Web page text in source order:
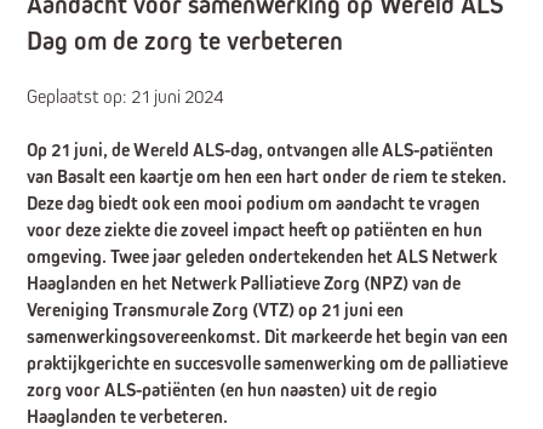
Dag om de zorg te verbeteren
Geplaatst op: 21 juni 2024
Op 21 juni, de Wereld ALS-dag, ontvangen alle ALS-patiënten
van Basalt een kaartje om hen een hart onder de riem te steken.
Deze dag biedt ook een mooi podium om aandacht te vragen
voor deze ziekte die zoveel impact heeft op patiënten en hun
omgeving. Twee jaar geleden ondertekenden het ALS Netwerk
Haaglanden en het Netwerk Palliatieve Zorg (NPZ) van de
Vereniging Transmurale Zorg (VTZ) op 21 juni een
samenwerkingsovereenkomst. Dit markeerde het begin van een
praktijkgerichte en succesvolle samenwerking om de palliatieve
zorg voor ALS-patiënten (en hun naasten) uit de regio
Haaglanden te verbeteren.